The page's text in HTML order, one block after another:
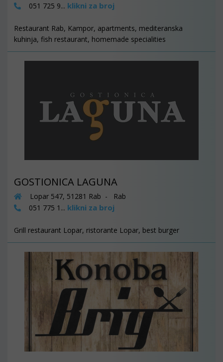
051 725 9... klikni za broj
Restaurant Rab, Kampor, apartments, mediteranska
kuhinja, fish restaurant, homemade specialities
GOSTIONICA LAGUNA
Lopar 547, 51281 Rab - Rab
051 775 1... klikni za broj
Grill restaurant Lopar, ristorante Lopar, best burger